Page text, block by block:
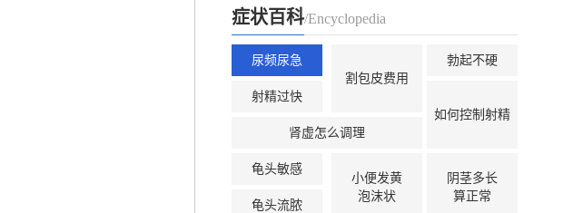
症状百科/Encyclopedia
尿频尿急
割包皮费用
射精过快
肾虚怎么调理
龟头敏感
小便发黄
泡沫状
龟头流脓
勃起不硬
如何控制射精
阴茎多长
算正常